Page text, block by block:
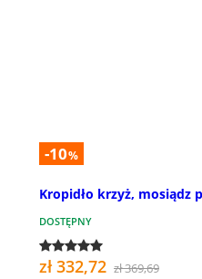
-10%
Kropidło krzyż, mosiądz
DOSTĘPNY
zł 332,72 zł 369,69